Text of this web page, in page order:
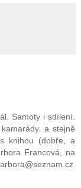
Samoty i sdílení.
a stejně
knihou (dobře, a
Francová, na